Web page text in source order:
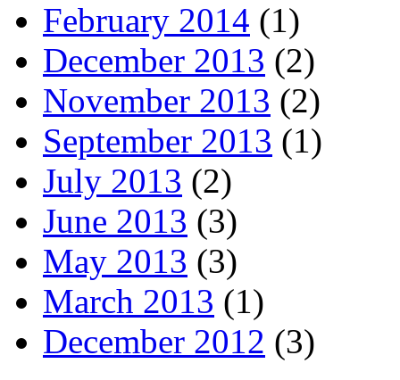
February 2014 (1)
December 2013 (2)
November 2013 (2)
September 2013 (1)
July 2013 (2)
June 2013 (3)
May 2013 (3)
March 2013 (1)
December 2012 (3)